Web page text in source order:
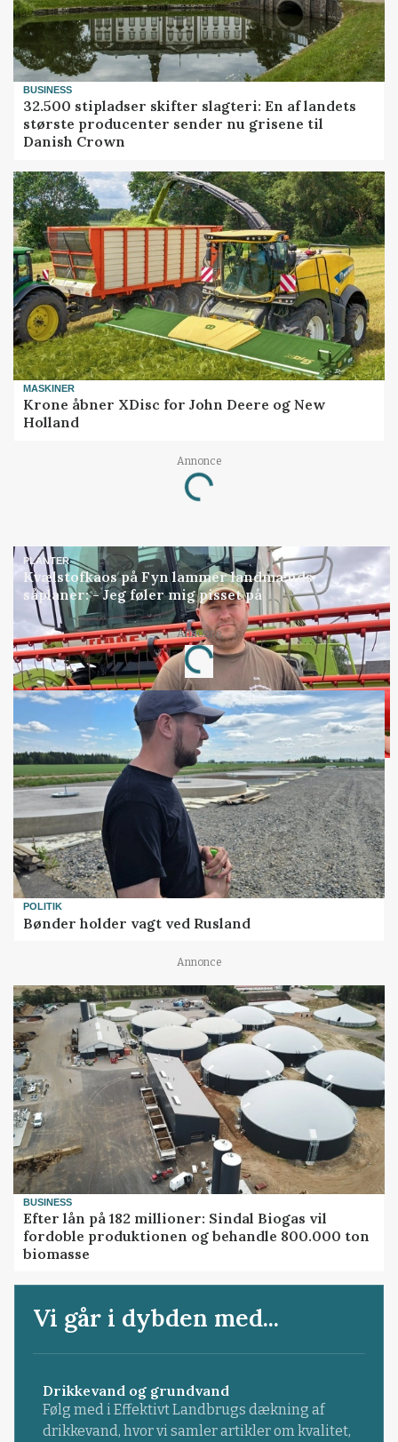
BUSINESS
32.500 stipladser skifter slagteri: En af landets
største producenter sender nu grisene til
Danish Crown
MASKINER
Krone åbner XDisc for John Deere og New
Holland
Annonce
Loading...
PLANTER
Kvælstofkaos på Fyn lammer landmænds
såplaner: - Jeg føler mig pisset på
Annonce
Loading...
POLITIK
Bønder holder vagt ved Rusland
Annonce
BUSINESS
Efter lån på 182 millioner: Sindal Biogas vil
fordoble produktionen og behandle 800.000 ton
biomasse
Vi går i dybden med...
Drikkevand og grundvand
Følg med i Effektivt Landbrugs dækning af
drikkevand, hvor vi samler artikler om kvalitet,